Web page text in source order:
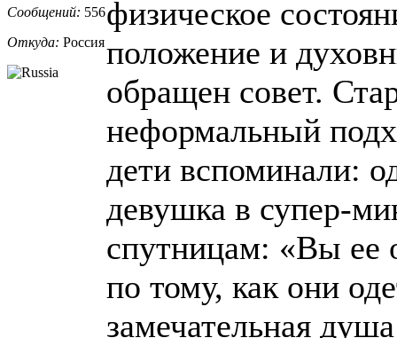
Сообщений: 556
Откуда: Россия
физическое
положение и
обращен совет.
неформальный
дети вспоминали:
девушка в супер-
спутницам: «Вы ее
по тому, как они
замечательная